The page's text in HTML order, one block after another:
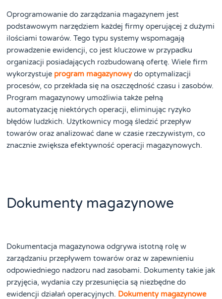
Oprogramowanie do zarządzania magazynem jest
podstawowym narzędziem każdej firmy operującej z dużymi
ilościami towarów. Tego typu systemy wspomagają
prowadzenie ewidencji, co jest kluczowe w przypadku
organizacji posiadających rozbudowaną ofertę. Wiele firm
wykorzystuje program magazynowydo optymalizacji
procesów, co przekłada się na oszczędność czasu i zasobów.
Program magazynowy umożliwia także pełną
automatyzację niektórych operacji, eliminując ryzyko
błędów ludzkich. Użytkownicy mogą śledzić przepływ
towarów oraz analizować dane w czasie rzeczywistym, co
znacznie zwiększa efektywność operacji magazynowych.
Dokumenty magazynowe
Dokumentacja magazynowa odgrywa istotną rolę w
zarządzaniu przepływem towarów oraz w zapewnieniu
odpowiedniego nadzoru nad zasobami. Dokumenty takie jak
przyjęcia, wydania czy przesunięcia są niezbędne do
ewidencji działań operacyjnych. Dokumenty magazynowe